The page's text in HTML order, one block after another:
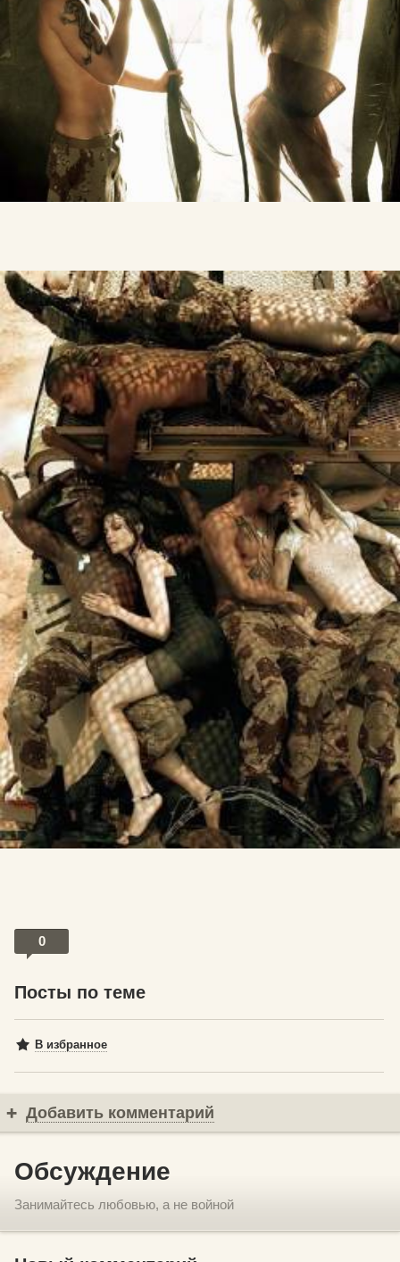
0
Посты по теме
В избранное
Добавить комментарий
Обсуждение
Занимайтесь любовью, а не войной